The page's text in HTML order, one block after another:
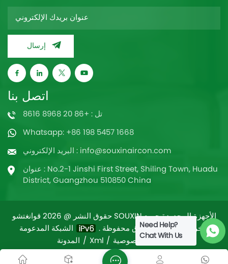
إرسال
اتصل بنا
تل : +86 20 8968 8616
Whatsapp: +86 198 5457 1668
البريد الإلكتروني : info@souxinaircon.com
عنوان : No.2-1 Jinshi First Street, Shiling Town, Huadu
District, Guangzhou 510850 China
حقوق النشر @ 2026 قوانغتشو SOUXIN الأجهزة المحدودة جميع
الحقوق محفوظة .الشبكة المدعومةخريطة الموقع /
المدونة / Xml / سياسة الخصوصية
Need Help?
Chat With Us